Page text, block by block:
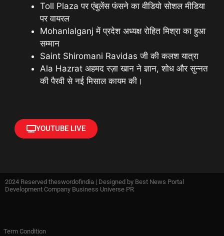
Toll Plaza पर एंबुलेंस फंसने का वीडियो सोशल मीडिया
पर वायरल
Mohanlalganj में प्रदेश अध्यक्ष रोहित मिश्रा का हुआ
सम्मान
Saint Shiromani Ravidas जी की कलश यात्रा
Ala Hazrat अहमद रज़ा खान ने ज्ञान, शोध और सुन्नत
की पैरवी से नई मिसाल कायम की।
YOUTUBE LIVE
2024 Reserved theswordofindia | Designed by Best News Portal
Development Company Business Universe PR
Term Condition